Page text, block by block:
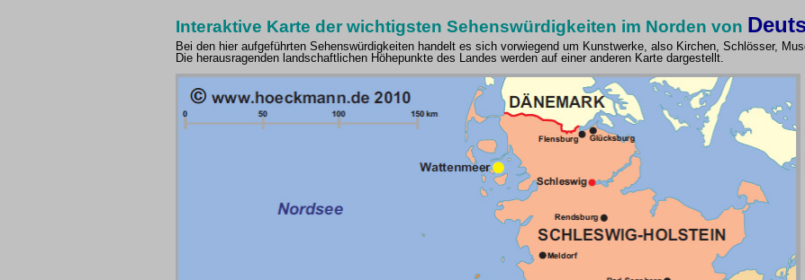
Interaktive Karte der wichtigsten Sehenswürdigkeiten im Norden von
Bei den hier aufgeführten Sehenswürdigkeiten handelt es sich vorwiegend um Kunstwerke, also Kirchen, Schlösser,
Die herausragenden landschaftlichen Höhepunkte des Landes werden auf einer anderen Karte dargestellt.